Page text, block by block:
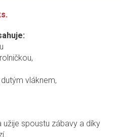
vláknem,
spoustu zábavy a díky